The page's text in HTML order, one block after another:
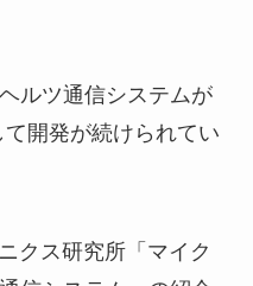
ルツ通信システムが
開発が続けられてい
クス研究所「マイク